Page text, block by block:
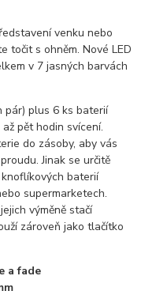
venku nebo
točit s ohněm. Nové LED
v 7 jasných barvách
pár) plus 6 ks baterií
pět hodin svícení.
do zásoby, aby vás
Jinak se určitě
baterií
supermarketech.
výměně stačí
zároveň jako tlačítko
a fade